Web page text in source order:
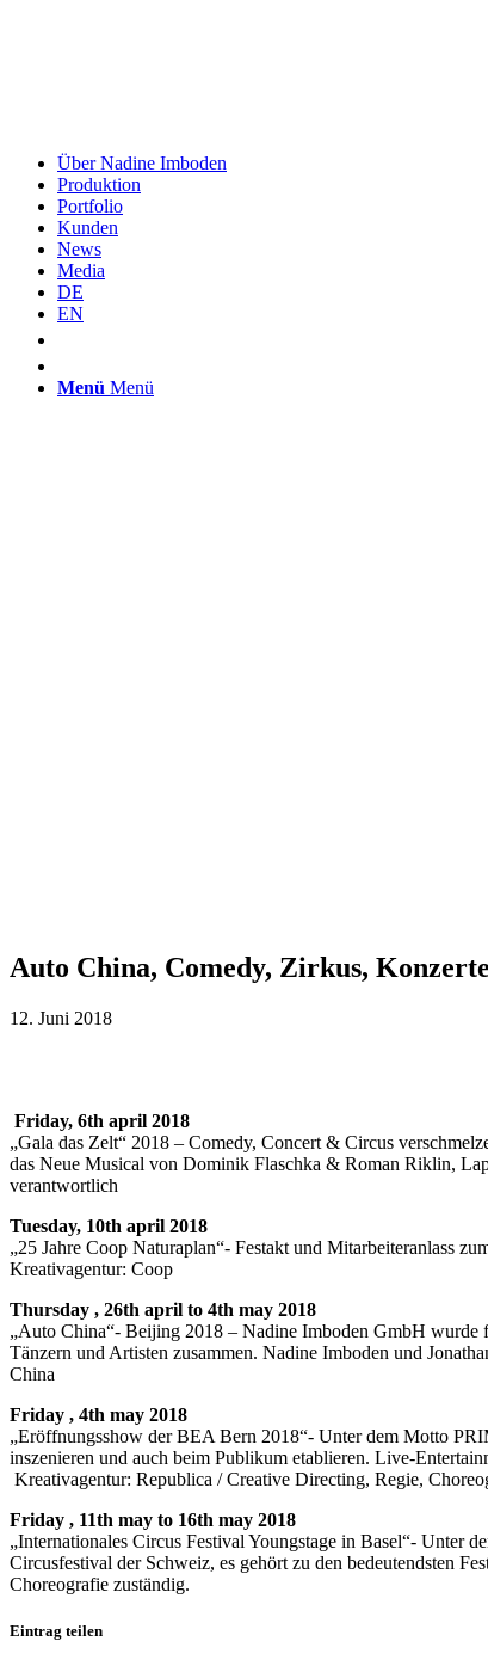
Über Nadine Imboden
Produktion
Portfolio
Kunden
News
Media
DE
EN
Menü Menü
Auto China, Comedy, Zirkus,
12. Juni 2018
Friday, 6th april 2018
„Gala das Zelt“ 2018 – Comedy, Concert & Circus
das Neue Musical von Dominik Flaschka & Roman Riklin,
verantwortlich
Tuesday, 10th april 2018
„25 Jahre Coop Naturaplan“- Festakt und Mitarbeiteranlass
Kreativagentur: Coop
Thursday , 26th april to 4th may 2018
„Auto China“- Beijing 2018 – Nadine Imboden GmbH wurde
Tänzern und Artisten zusammen. Nadine Imboden und
China
Friday , 4th may 2018
„Eröffnungsshow der BEA Bern 2018“- Unter dem Motto
inszenieren und auch beim Publikum etablieren. Live-
Kreativagentur: Republica / Creative Directing, Regie,
Friday , 11th may to 16th may 2018
„Internationales Circus Festival Youngstage in Basel“- Unter
Circusfestival der Schweiz, es gehört zu den bedeutendsten
Choreografie zuständig.
Eintrag teilen